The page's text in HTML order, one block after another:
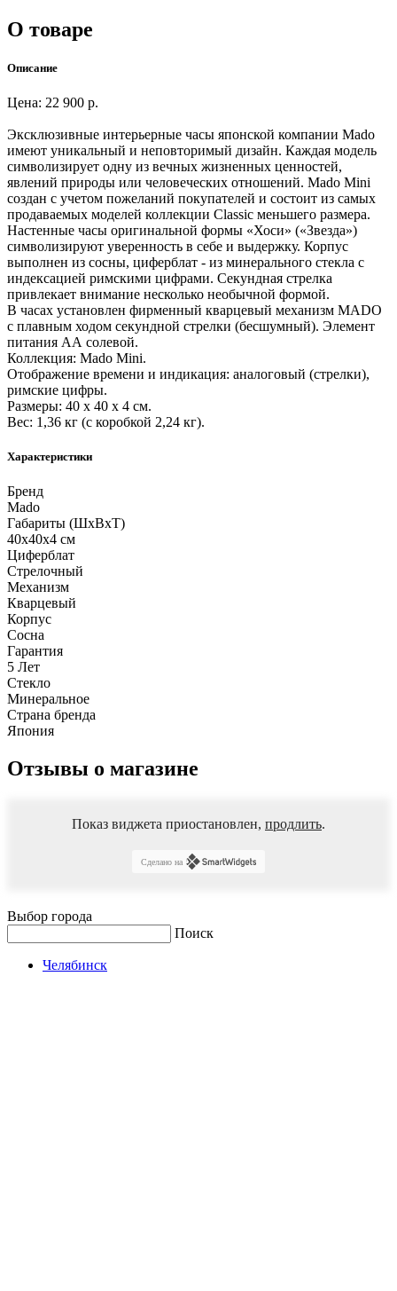
О товаре
Описание
Цена: 22 900 р.
Эксклюзивные интерьерные часы японской компании Mado
имеют уникальный и неповторимый дизайн. Каждая модель
символизирует одну из вечных жизненных ценностей,
явлений природы или человеческих отношений. Mado Mini
создан с учетом пожеланий покупателей и состоит из самых
продаваемых моделей коллекции Classic меньшего размера.
Настенные часы оригинальной формы «Хоси» («Звезда»)
символизируют уверенность в себе и выдержку. Корпус
выполнен из сосны, циферблат - из минерального стекла с
индексацией римскими цифрами. Секундная стрелка
привлекает внимание несколько необычной формой.
В часах установлен фирменный кварцевый механизм MADO
с плавным ходом секундной стрелки (бесшумный). Элемент
питания АА солевой.
Коллекция: Mado Mini.
Отображение времени и индикация: аналоговый (стрелки),
римские цифры.
Размеры: 40 x 40 x 4 см.
Вес: 1,36 кг (с коробкой 2,24 кг).
Характеристики
Бренд
Mado
Габариты (ШхВхТ)
40x40x4 см
Циферблат
Стрелочный
Механизм
Кварцевый
Корпус
Сосна
Гарантия
5 Лет
Стекло
Минеральное
Страна бренда
Япония
Отзывы о магазине
Показ виджета приостановлен, продлить.
Сделано на
Выбор города
Поиск
Челябинск